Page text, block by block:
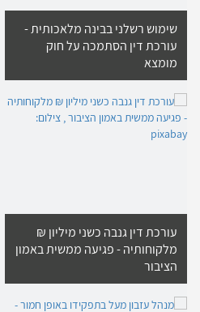
שימוש רשלני בבינה מלאכותית -
עורכת דין הסתמכה על חוק
מומצא
עורכת דין גנבה כשני מיליון ₪
מלקוחותיה - פגיעה ממשית באמון
הציבור